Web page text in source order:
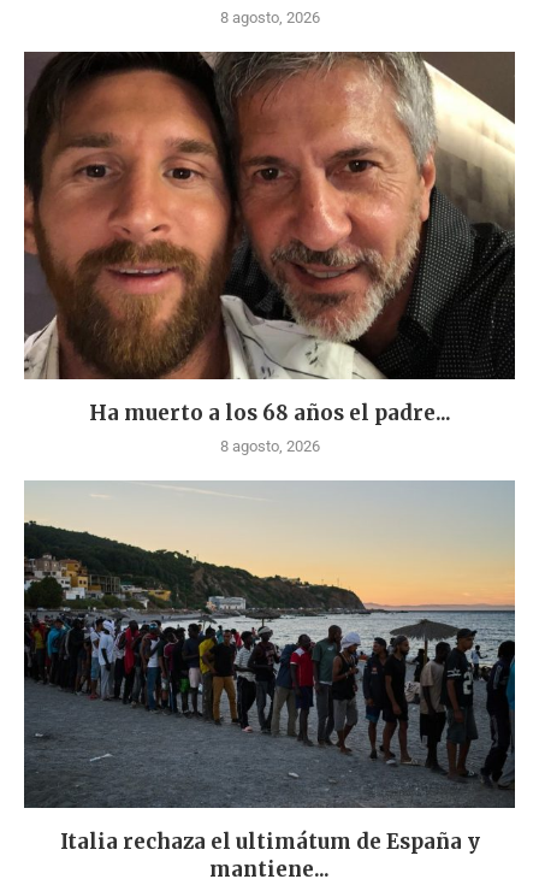
8 agosto, 2026
Ha muerto a los 68 años el padre...
8 agosto, 2026
Italia rechaza el ultimátum de España y
mantiene...